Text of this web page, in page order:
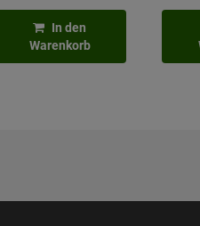
In den
Warenkorb